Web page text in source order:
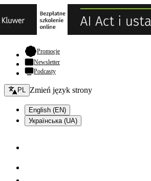
Promocje- otwiera się w nowej karcie
Newsletter
Podcasty
Zmień język - bieżący:
PL Zmień język strony
English (EN)
Українська (UA)